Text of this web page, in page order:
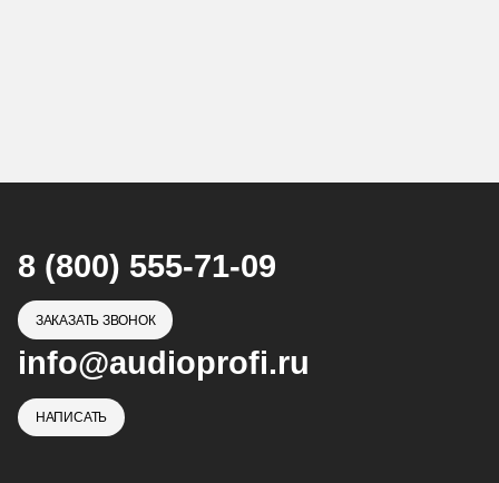
8 (800) 555-71-09
ЗАКАЗАТЬ ЗВОНОК
info@audioprofi.ru
НАПИСАТЬ